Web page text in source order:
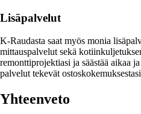
Lisäpalvelut
K-Raudasta saat myös monia
mittauspalvelut sekä
remonttiprojektiasi ja säästää aikaa
palvelut tekevät
Yhteenveto